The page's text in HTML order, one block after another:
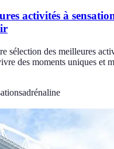
activités à
sélection des meilleures
des moments uniques et
adrénaline